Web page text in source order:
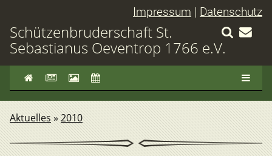
Impressum | Datenschutz
Schützenbruderschaft St.
Sebastianus Oeventrop 1766 e.V.
Aktuelles » 2010